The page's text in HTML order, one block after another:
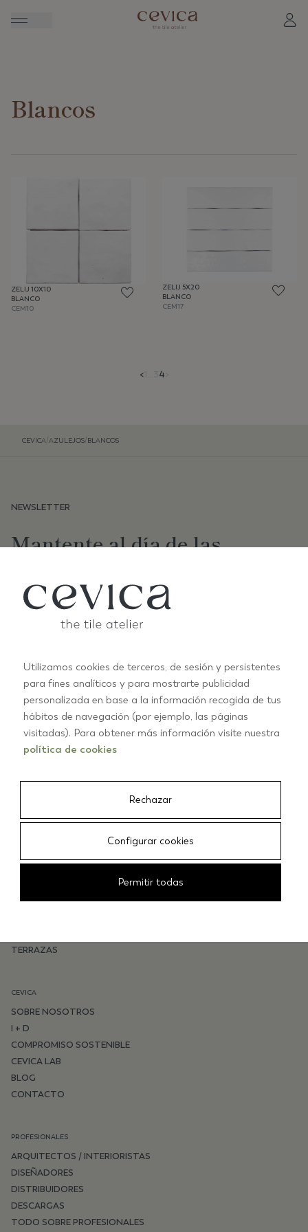
Blancos
ZELIJ 10X10
BLANCO
CEM10
ZELIJ 5X20
BLANCO
CEM17
<1 4
CEVICA/AZULEJOS/BLANCOS
NEWSLETTER
Mantente al día de las
SUSCRIBIR
PRODUCTOS
RECTANGULARES
CUADRADOS
CRUZ
TODOS LOS PRODUCTOS
INSPIRACIÓN
COCINA
TERRAZAS
CEVICA
SOBRE NOSOTROS
I + D
COMPROMISO SOSTENIBLE
CEVICA LAB
BLOG
CONTACTO
PROFESIONALES
ARQUITECTOS / INTERIORISTAS
DISEÑADORES
DISTRIBUIDORES
DESCARGAS
TODO SOBRE PROFESIONALES
Utilizamos cookies de terceros, de sesión y persistentes
para fines analíticos y para mostrarte publicidad
personalizada en base a la información recogida de tus
hábitos de navegación (por ejemplo, las páginas
visitadas). Para obtener más información visite nuestra
política de cookies
Rechazar
Configurar cookies
Permitir todas